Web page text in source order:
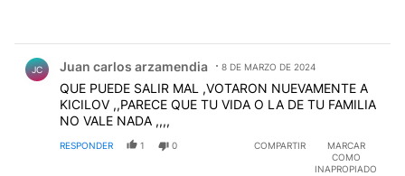
JC Juan carlos arzamendia 8 DE MARZO DE 2024
QUE PUEDE SALIR MAL ,VOTARON NUEVAMENTE A
KICILOV ,,PARECE QUE TU VIDA O LA DE TU FAMILIA
NO VALE NADA ,,,,
RESPONDER 1 0 COMPARTIR
MARCAR
COMO
INAPROPIADO